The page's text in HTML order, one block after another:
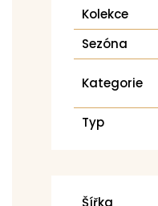
Kolekce
Sezóna
Kategorie
Typ
Šířka